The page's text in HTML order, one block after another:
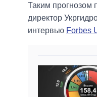
Таким прогнозом
директор
интервью Forbes